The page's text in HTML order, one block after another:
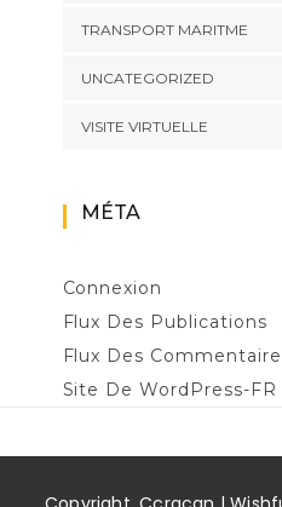
TRANSPORT MARITME
UNCATEGORIZED
VISITE VIRTUELLE
MÉTA
Connexion
Flux Des Publications
Flux Des
Site De WordPress-FR